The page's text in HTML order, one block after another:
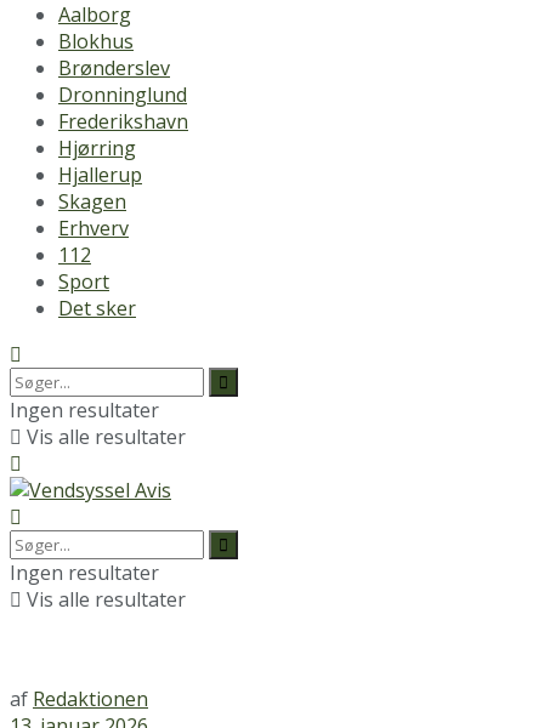
Aalborg
Blokhus
Brønderslev
Dronninglund
Frederikshavn
Hjørring
Hjallerup
Skagen
Erhverv
112
Sport
Det sker
Ingen resultater
Vis alle resultater
Ingen resultater
Vis alle resultater
af Redaktionen